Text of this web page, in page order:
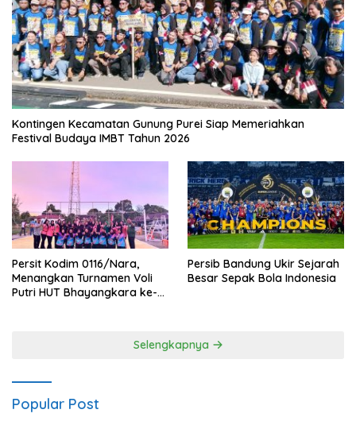
Kontingen Kecamatan Gunung Purei Siap Memeriahkan
Festival Budaya IMBT Tahun 2026
Persit Kodim 0116/Nara,
Menangkan Turnamen Voli
Putri HUT Bhayangkara ke-
Persib Bandung Ukir Sejarah
Besar Sepak Bola Indonesia
Selengkapnya
Popular Post